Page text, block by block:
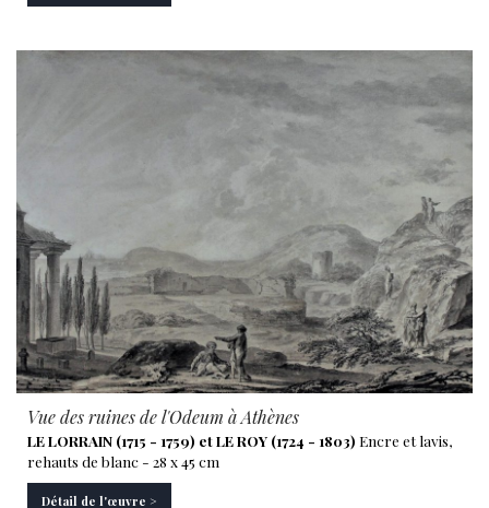
Vue des ruines de l'Odeum à Athènes
LE LORRAIN (1715 - 1759) et LE ROY (1724 - 1803) Encre et lavis,
rehauts de blanc - 28 x 45 cm
Détail de l'œuvre >